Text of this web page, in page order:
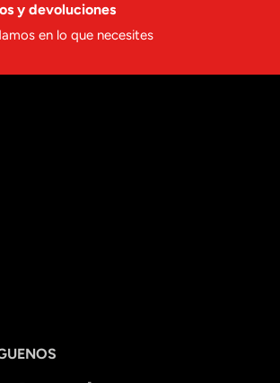
y devoluciones
en lo que necesites